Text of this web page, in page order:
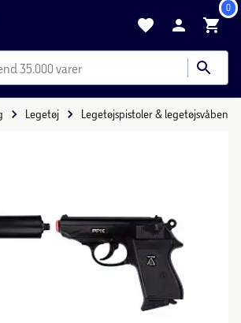
0
35.000 varer
Legetøj Legetøjspistoler & legetøjsvåben